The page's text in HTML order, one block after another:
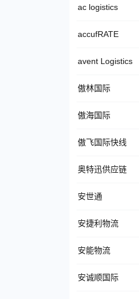
ac logistics
accufRATE
avent Logistics
傲林国际
傲海国际
傲飞国际快线
奥特迅供应链
安世通
安捷利物流
安能物流
安诚顺国际